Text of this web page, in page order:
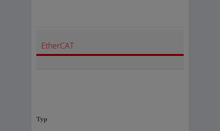
EtherCAT
Typ